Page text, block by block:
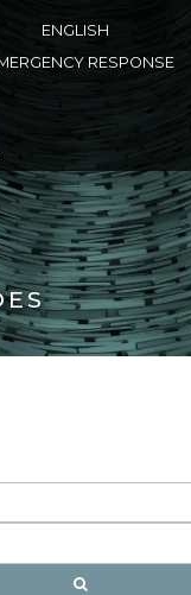
ENGLISH
RESPONSE